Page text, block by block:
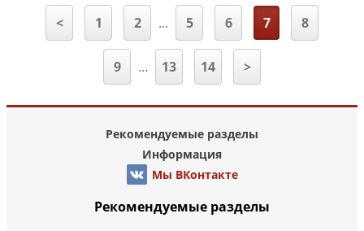
< 1 2 ... 5 6 7 8
9 ... 13 14 >
Рекомендуемые разделы
Информация
Мы ВКонтакте
Рекомендуемые разделы